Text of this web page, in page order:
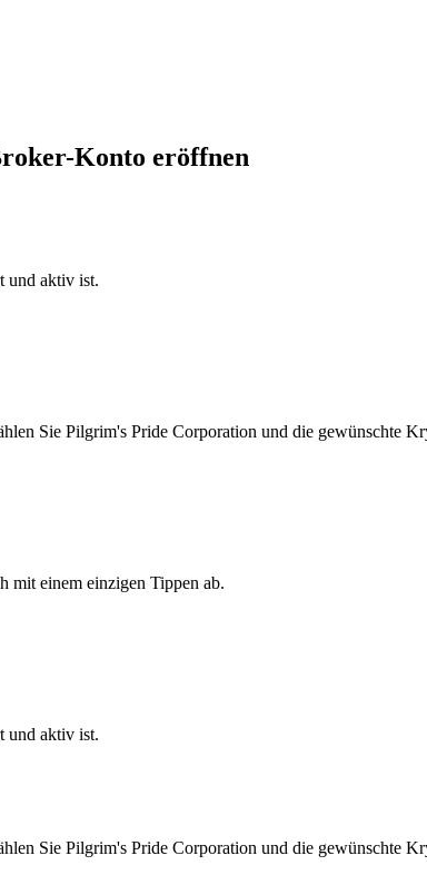
Konto eröffnen
und aktiv ist.
Sie Pilgrim's Pride Corporation und die gewünschte
mit einem einzigen Tippen ab.
und aktiv ist.
Sie Pilgrim's Pride Corporation und die gewünschte